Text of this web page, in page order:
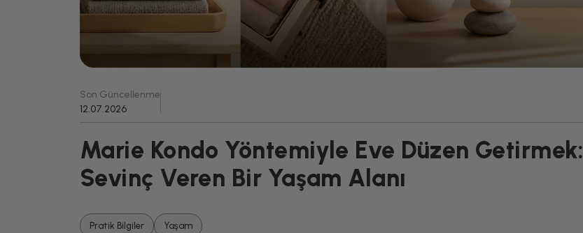
Son Güncellenme
12.07.2026
Marie Kondo Yöntemiyle Eve Düzen Getirmek:
Sevinç Veren Bir Yaşam Alanı
Pratik Bilgiler Yaşam